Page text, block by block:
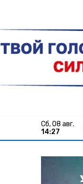
сб, 08 авг.
14:27